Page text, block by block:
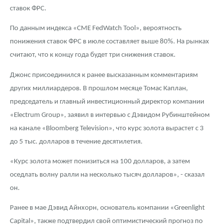
ставок ФРС.
По данным индекса «CME FedWatch Tool», вероятность
понижения ставок ФРС в июле составляет выше 80%. На рынках
считают, что к концу года будет три снижения ставок.
Джонс присоединился к ранее высказанным комментариям
других миллиардеров. В прошлом месяце Томас Каплан,
председатель и главный инвестиционный директор компании
«Electrum Group», заявил в интервью с Дэвидом Рубинштейном
на канале «Bloomberg Television», что курс золота вырастет с 3
до 5 тыс. долларов в течение десятилетия.
«Курс золота может понизиться на 100 долларов, а затем
оседлать волну ралли на несколько тысяч долларов», - сказал
он.
Ранее в мае Дэвид Айнхорн, основатель компании «Greenlight
Capital», также подтвердил свой оптимистический прогноз по